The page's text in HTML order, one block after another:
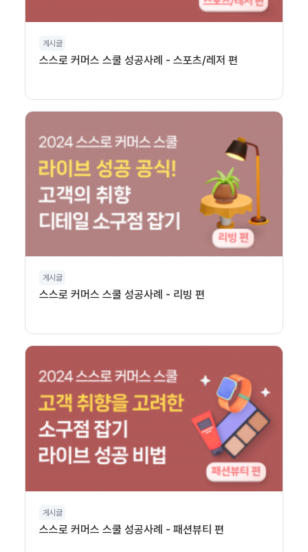
게시글
스스로 커머스 스쿨 성공사례 - 스포츠/레저 편
게시글
스스로 커머스 스쿨 성공사례 - 리빙 편
게시글
스스로 커머스 스쿨 성공사례 - 패션뷰티 편